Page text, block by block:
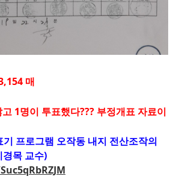
매
1명이 투표했다??? 부정개표 자료이
기 프로그램 오작동 내지 전산조작의
목 교수)